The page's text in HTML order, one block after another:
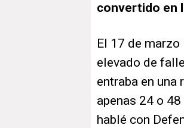
convertido en
El 17 de
elevado de
entraba en una
apenas 24 o
hablé con